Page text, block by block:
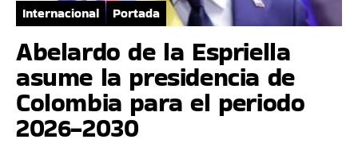
Internacional Portada
Abelardo de la Espriella
asume la presidencia de
Colombia para el periodo
2026-2030